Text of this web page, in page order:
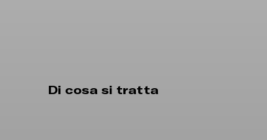
Di cosa si tratta